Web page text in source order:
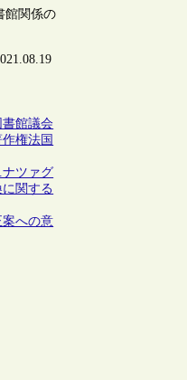
館関係の
書館議会
作権法国
ツァグ
に関する
への意